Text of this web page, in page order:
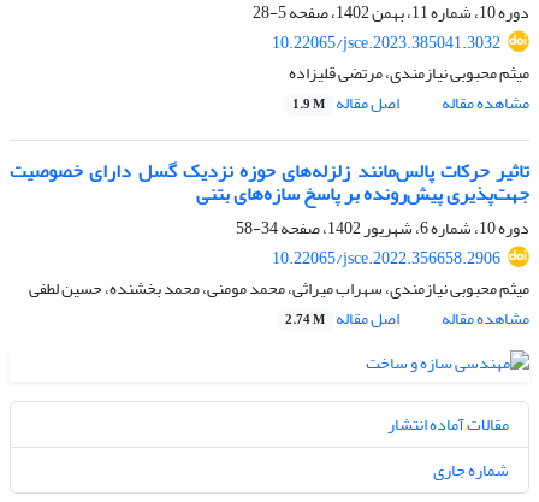
دوره 10، شماره 11، بهمن 1402، صفحه
5-28
10.22065/jsce.2023.385041.3032
میثم محبوبی نیازمندی، مرتضی قلیزاده
مشاهده مقاله
اصل مقاله 1.9 M
تاثیر حرکات پالس‌مانند زلزله‌های حوزه نزدیک گسل دارای خصوصیت
جهت‌پذیری پیش‌رونده بر پاسخ سازه‌های بتنی
دوره 10، شماره 6، شهریور 1402، صفحه
34-58
10.22065/jsce.2022.356658.2906
میثم محبوبی نیازمندی، سهراب میراثی، محمد مومنی، محمد بخشنده، حسین لطفی
مشاهده مقاله
اصل مقاله 2.74 M
مقالات آماده انتشار
شماره جاری